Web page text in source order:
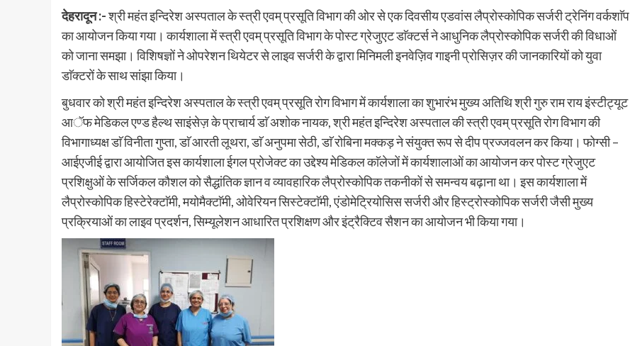
देहरादून :-श्री महंत इन्दिरेश अस्पताल के स्त्री एवम् प्रसूति विभाग की ओर से एक दिवसीय एडवांस लैप्रोस्कोपिक सर्जरी ट्रेनिंग वर्कशाॅप
का आयोजन किया गया। कार्यशाला में स्त्री एवम् प्रसूति विभाग के पोस्ट ग्रेजुएट डाॅक्टर्स ने आधुनिक लैप्रोस्कोपिक सर्जरी की विधाओं
को जाना समझा। विशिषज्ञों ने ओपरेशन थियेटर से लाइव सर्जरी के द्वारा मिनिमली इनवेज़िव गाइनी प्रोसिज़र की जानकारियों को युवा
डाॅक्टरों के साथ सांझा किया।
बुधवार को श्री महंत इन्दिरेश अस्पताल के स्त्री एवम् प्रसूति रोग विभाग में कार्यशाला का शुभारंभ मुख्य अतिथि श्री गुरु राम राय इंस्टीट्यूट
आॅफ मेडिकल एण्ड हैल्थ साइंसेज़ के प्राचार्य डाॅ अशोक नायक, श्री महंत इन्दिरेश अस्पताल की स्त्री एवम् प्रसूति रोग विभाग की
विभागाध्यक्ष डाॅ विनीता गुप्ता, डाॅ आरती लूथरा, डाॅ अनुपमा सेठी, डाॅ रोबिना मक्कड़ ने संयुक्त रूप से दीप प्रज्जवलन कर किया। फोग्सी –
आईएजीई द्वारा आयोजित इस कार्यशाला ईगल प्रोजेक्ट का उद्देश्य मेडिकल काॅलेजों में कार्यशालाओं का आयोजन कर पोस्ट ग्रेजुएट
प्रशिक्षुओं के सर्जिकल कौशल को सैद्धांतिक ज्ञान व व्यावहारिक लैप्रोस्कोपिक तकनीकों से समन्वय बढ़ाना था। इस कार्यशाला में
लैप्रोस्कोपिक हिस्टेरेक्टाॅमी, मयोमैक्टाॅमी, ओवेरियन सिस्टेक्टाॅमी, एंडोमेट्रियोसिस सर्जरी और हिस्ट्रोस्कोपिक सर्जरी जैसी मुख्य
प्रक्रियाओं का लाइव प्रदर्शन, सिम्यूलेशन आधारित प्रशिक्षण और इंट्रैक्टिव सैशन का आयोजन भी किया गया।